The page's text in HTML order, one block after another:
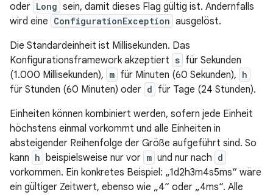
oder Long sein, damit dieses Flag gültig ist. Andernfalls
wird eine ConfigurationException ausgelöst.
Die Standardeinheit ist Millisekunden. Das
Konfigurationsframework akzeptiert s für Sekunden
(1.000 Millisekunden), m für Minuten (60 Sekunden), h
für Stunden (60 Minuten) oder d für Tage (24 Stunden).
Einheiten können kombiniert werden, sofern jede Einheit
höchstens einmal vorkommt und alle Einheiten in
absteigender Reihenfolge der Größe aufgeführt sind. So
kann h beispielsweise nur vor m und nur nach d
vorkommen. Ein konkretes Beispiel: „1d2h3m4s5ms“ wäre
ein gültiger Zeitwert, ebenso wie „4“ oder „4ms“. Alle